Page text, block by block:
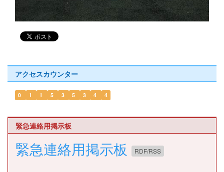
アクセスカウンター
0 1 1 5 3 5 3 4 4
緊急連絡用掲示板
緊急連絡用掲示板 RDF/RSS